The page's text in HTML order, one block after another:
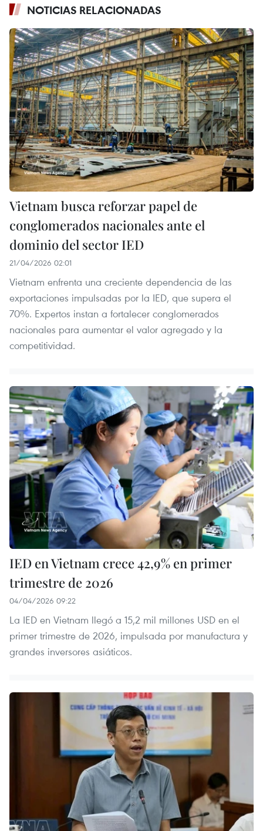
NOTICIAS RELACIONADAS
Vietnam busca reforzar papel de
conglomerados nacionales ante el
dominio del sector IED
21/04/2026 02:01
Vietnam enfrenta una creciente dependencia de las
exportaciones impulsadas por la IED, que supera el
70%. Expertos instan a fortalecer conglomerados
nacionales para aumentar el valor agregado y la
competitividad.
IED en Vietnam crece 42,9% en primer
trimestre de 2026
04/04/2026 09:22
La IED en Vietnam llegó a 15,2 mil millones USD en el
primer trimestre de 2026, impulsada por manufactura y
grandes inversores asiáticos.